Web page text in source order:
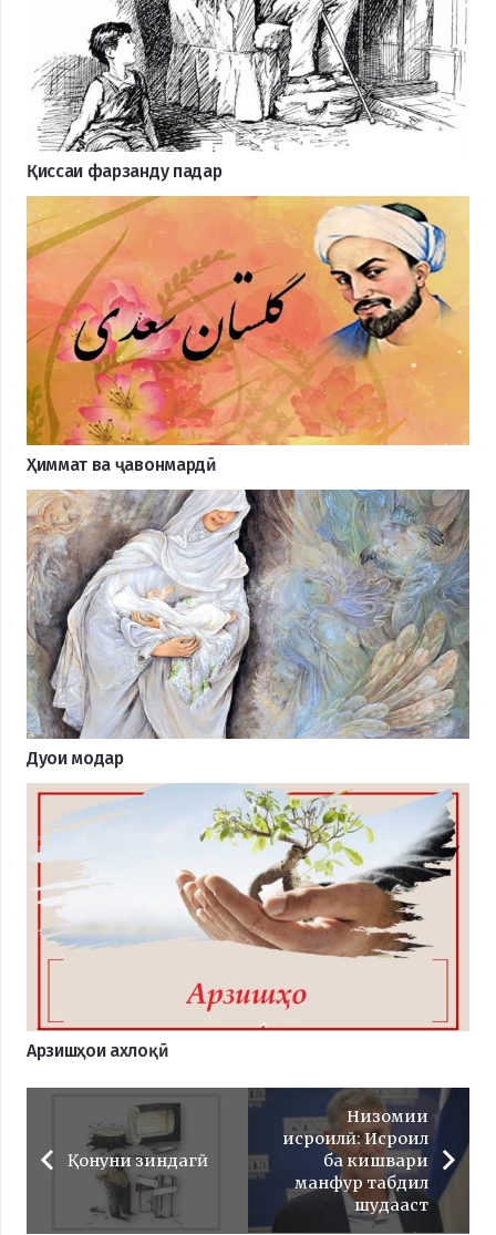
Қиссаи фарзанду падар
Ҳиммат ва ҷавонмардӣ
Дуои модар
Арзишҳои ахлоқӣ
Қонуни зиндагӣ
Низомии
исроилӣ: Исроил
ба кишвари
манфур табдил
шудааст